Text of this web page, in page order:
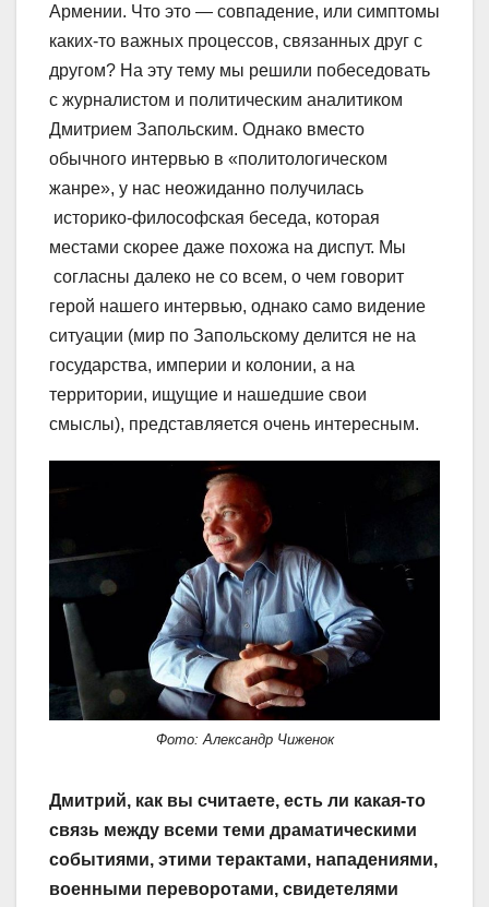
Армении. Что это — совпадение, или симптомы
каких-то важных процессов, связанных друг с
другом? На эту тему мы решили побеседовать
с журналистом и политическим аналитиком
Дмитрием Запольским. Однако вместо
обычного интервью в «политологическом
жанре», у нас неожиданно получилась
историко-философская беседа, которая
местами скорее даже похожа на диспут. Мы
согласны далеко не со всем, о чем говорит
герой нашего интервью, однако само видение
ситуации (мир по Запольскому делится не на
государства, империи и колонии, а на
территории, ищущие и нашедшие свои
смыслы), представляется очень интересным.
Фото: Александр Чиженок
Дмитрий, как вы считаете, есть ли какая-то
связь между всеми теми драматическими
событиями, этими терактами, нападениями,
военными переворотами, свидетелями